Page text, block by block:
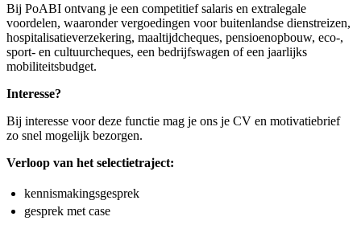
Bij PoABI ontvang je een competitief salaris en extralegale
voordelen, waaronder vergoedingen voor buitenlandse dienstreizen,
hospitalisatieverzekering, maaltijdcheques, pensioenopbouw, eco-,
sport- en cultuurcheques, een bedrijfswagen of een jaarlijks
mobiliteitsbudget.
Interesse?
Bij interesse voor deze functie mag je ons je CV en motivatiebrief
zo snel mogelijk bezorgen.
Verloop van het selectietraject:
kennismakingsgesprek
gesprek met case